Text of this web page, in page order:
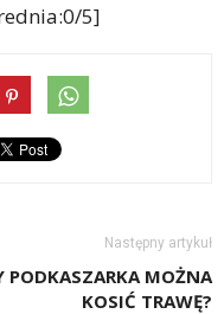
5]
Następny artykuł
PODKASZARKA MOŻNA
KOSIĆ TRAWĘ?